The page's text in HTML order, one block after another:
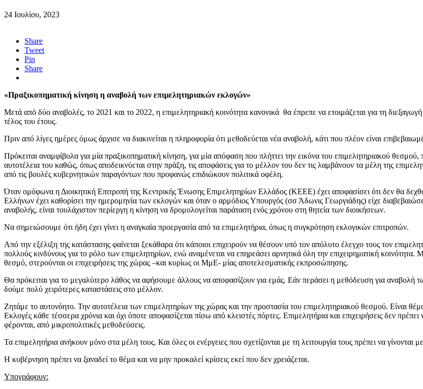
24 Ιουλίου, 2023
Share
Tweet
Pin
Share
«Πραξικοπηματική κίνηση η αναβολή των επιμελητηριακών εκλογών»
Μετά από δύο αναβολές, το 2021 και το 2022, η επιμελητηριακή κοινότητα κανονικά θα έπρεπε να ετοιμάζεται για τη
τέλος του έτους.
Πριν από λίγες ημέρες όμως άρχισε να διακινείται η πληροφορία ότι μεθοδεύεται νέα αναβολή, κάτι που πλέον είναι
Πρόκειται αναμφίβολα για μία πραξικοπηματική κίνηση, για μία απόφαση που πλήττει την εικόνα του επιμελητηριακού θεσμού,
αυτοτέλεια του καθώς, όπως αποδεικνύεται στην πράξη, τις αποφάσεις για το μέλλον του δεν τις λαμβάνουν τα μέλη της
από τις βουλές κυβερνητικών παραγόντων που προφανώς επιδιώκουν πολιτικά οφέλη.
Όταν ομόφωνα η Διοικητική Επιτροπή της Κεντρικής Ένωσης Επιμελητηρίων Ελλάδος (ΚΕΕΕ) έχει αποφασίσει ότι δεν θα
Ελλήνων έχει καθορίσει την ημερομηνία των εκλογών και όταν ο αρμόδιος Υπουργός (σσ Άδωνις Γεωργιάδης) είχε
αναβολής, είναι τουλάχιστον περίεργη η κίνηση να δρομολογείται παράταση ενός χρόνου στη θητεία των διοικήσεων.
Να σημειώσουμε ότι ήδη έχει γίνει η αναγκαία προεργασία από τα επιμελητήρια, όπως η συγκρότηση εκλογικών επιτροπών.
Από την εξέλιξη της κατάστασης φαίνεται ξεκάθαρα ότι κάποιοι επιχειρούν να θέσουν υπό τον απόλυτο έλεγχο τους τον
πολλούς κινδύνους για το ρόλο των επιμελητηρίων, ενώ αναμένεται να επηρεάσει αρνητικά όλη την επιχειρηματική
θεσμό, στερούνται οι επιχειρήσεις της χώρας –και κυρίως οι ΜμΕ- μίας αποτελεσματικής εκπροσώπησης.
Θα πρόκειται για το μεγαλύτερο λάθος να αφήσουμε άλλους να αποφασίζουν για εμάς. Εάν περάσει η μεθόδευση για αναβολή
δούμε πολύ χειρότερες καταστάσεις στο μέλλον.
Ζητάμε το αυτονόητο. Την αυτοτέλεια των επιμελητηρίων της χώρας και την προστασία του επιμελητηριακού θεσμού. Είναι
Εκλογές κάθε τέσσερα χρόνια και όχι όποτε αποφασίζεται πίσω από κλειστές πόρτες. Επιμελητήρια και επιχειρήσεις δεν πρέπει
φέρονται, από μικροπολιτικές μεθοδεύσεις.
Τα επιμελητήρια ανήκουν μόνο στα μέλη τους. Και όλες οι ενέργειες που σχετίζονται με τη λειτουργία τους πρέπει να γίνονται
Η κυβέρνηση πρέπει να ξαναδεί το θέμα και να μην προκαλεί κρίσεις εκεί που δεν χρειάζεται.
Υπογράφουν: